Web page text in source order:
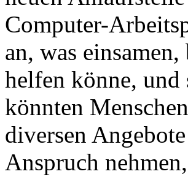
Computer-
an, was
helfen könne, und
könnten
diversen
Anspruch